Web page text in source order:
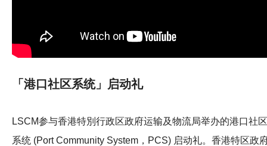
「港口社区系统」启动礼
LSCM参与香港特別行政区政府运输及物流局举办的港口社区
系统 (Port Community System，PCS) 启动礼。香港特区政